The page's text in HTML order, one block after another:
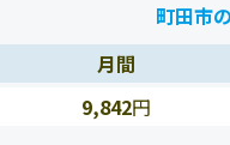
町田市
月間
9,842円